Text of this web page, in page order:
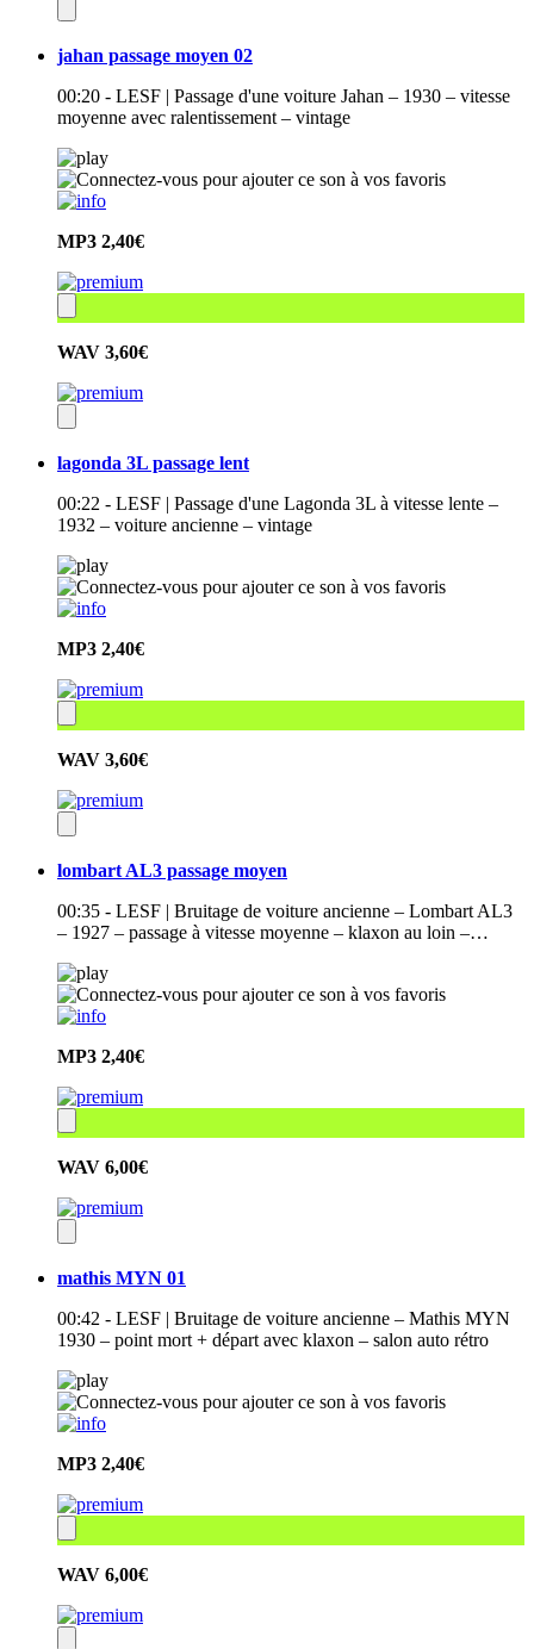
jahan passage moyen 02
00:20 - LESF | Passage d'une voiture Jahan – 1930 – vitesse
moyenne avec ralentissement – vintage
MP3 2,40€
WAV 3,60€
lagonda 3L passage lent
00:22 - LESF | Passage d'une Lagonda 3L à vitesse lente –
1932 – voiture ancienne – vintage
MP3 2,40€
WAV 3,60€
lombart AL3 passage moyen
00:35 - LESF | Bruitage de voiture ancienne – Lombart AL3
– 1927 – passage à vitesse moyenne – klaxon au loin –…
MP3 2,40€
WAV 6,00€
mathis MYN 01
00:42 - LESF | Bruitage de voiture ancienne – Mathis MYN
1930 – point mort + départ avec klaxon – salon auto rétro
MP3 2,40€
WAV 6,00€